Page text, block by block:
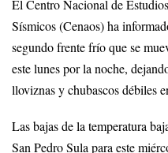
El Centro Nacional de
Sísmicos (Cenaos) ha
segundo frente frío que se
este lunes por la noche,
lloviznas y chubascos débiles
Las bajas de la temperatura
San Pedro Sula para este